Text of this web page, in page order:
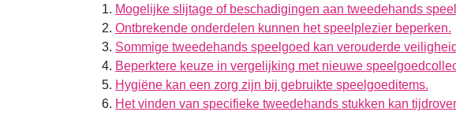
Mogelijke slijtage of beschadigingen aan tweedehands
Ontbrekende onderdelen kunnen het speelplezier beperken.
Sommige tweedehands speelgoed kan verouderde
Beperktere keuze in vergelijking met nieuwe
Hygiëne kan een zorg zijn bij gebruikte speelgoeditems.
Het vinden van specifieke tweedehands stukken kan